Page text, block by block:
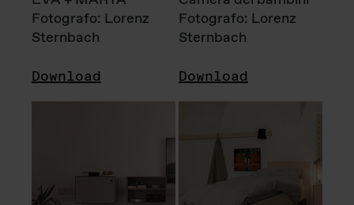
Fotografo: Lorenz
Sternbach
Download
Fotografo: Lorenz
Sternbach
Download